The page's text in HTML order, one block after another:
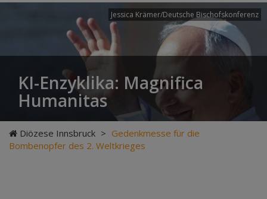
Jessica Krämer/Deutsche Bischofskonferenz
KI-Enzyklika: Magnifica
Humanitas
Diözese Innsbruck > Gedenkmesse für die
Bombenopfer des 2. Weltkrieges